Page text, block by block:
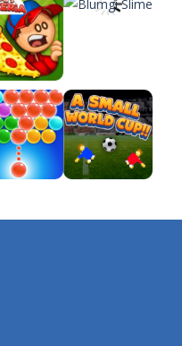
Play
Play Play